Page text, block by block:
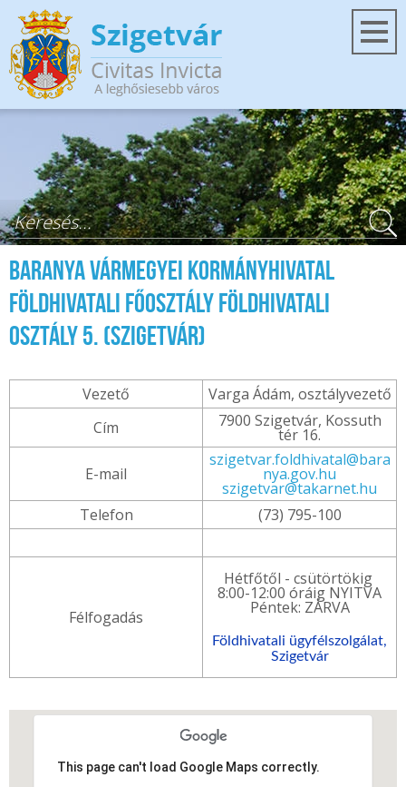
Ugrás a tartalomra
Keresés űrlap
Baranya Vármegyei Kormányhivatal
Földhivatali Főosztály Földhivatali
Osztály 5. (Szigetvár)
Vezető
Varga Ádám, osztályvezető
Cím
7900 Szigetvár, Kossuth
tér 16.
E-mail
szigetvar.foldhivatal@bara
nya.gov.hu
szigetvar@takarnet.hu
Telefon
(73) 795-100
Félfogadás
Hétfőtől - csütörtökig
8:00-12:00 óráig NYITVA
Péntek: ZÁRVA
Földhivatali ügyfélszolgálat,
Szigetvár
This page can't load Google Maps correctly.